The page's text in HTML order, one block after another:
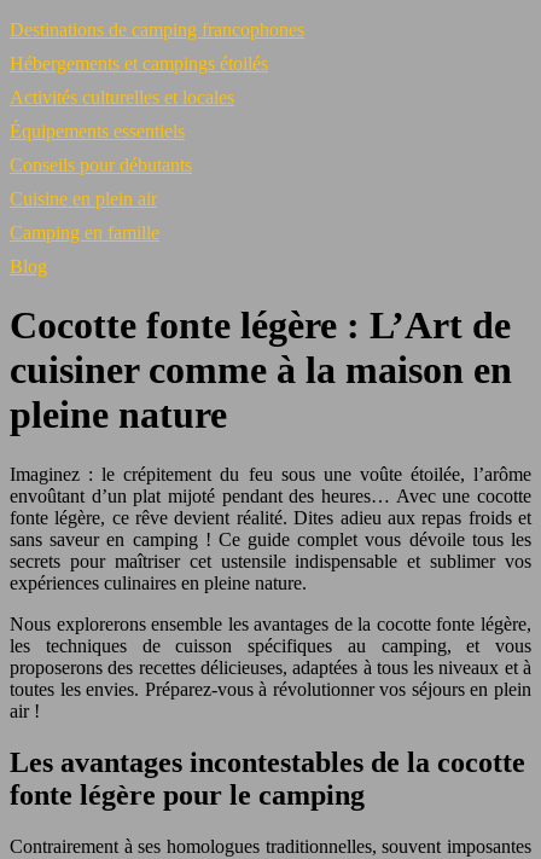
Destinations de camping francophones
Hébergements et campings étoilés
Activités culturelles et locales
Équipements essentiels
Conseils pour débutants
Cuisine en plein air
Camping en famille
Blog
Cocotte fonte légère : L’Art de
cuisiner comme à la maison en
pleine nature
Imaginez : le crépitement du feu sous une voûte étoilée, l’arôme
envoûtant d’un plat mijoté pendant des heures… Avec une cocotte
fonte légère, ce rêve devient réalité. Dites adieu aux repas froids et
sans saveur en camping ! Ce guide complet vous dévoile tous les
secrets pour maîtriser cet ustensile indispensable et sublimer vos
expériences culinaires en pleine nature.
Nous explorerons ensemble les avantages de la cocotte fonte légère,
les techniques de cuisson spécifiques au camping, et vous
proposerons des recettes délicieuses, adaptées à tous les niveaux et à
toutes les envies. Préparez-vous à révolutionner vos séjours en plein
air !
Les avantages incontestables de la cocotte
fonte légère pour le camping
Contrairement à ses homologues traditionnelles, souvent imposantes